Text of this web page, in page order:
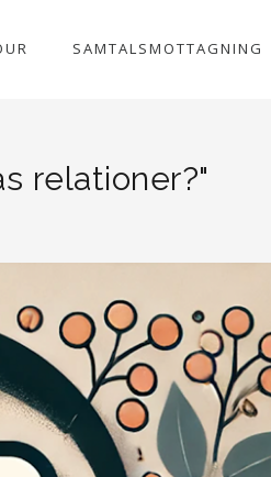
SAMTALSMOTTAGNING
relationer?"